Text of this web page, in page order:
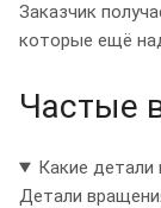
Заказчик
которые ещё
Частые
Какие детали
Детали